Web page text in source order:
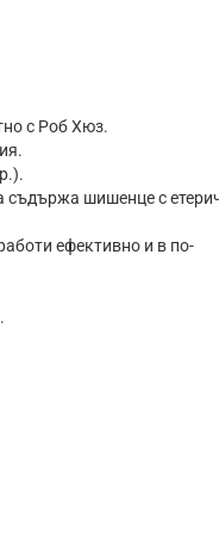
с Роб Хюз.
съдържа шишенце с
ефективно и в по-